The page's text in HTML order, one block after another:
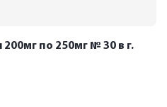
200мг по 250мг № 30 в г.